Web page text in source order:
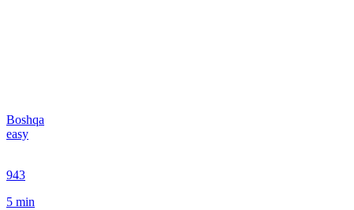
Boshqa
easy
943
5 min